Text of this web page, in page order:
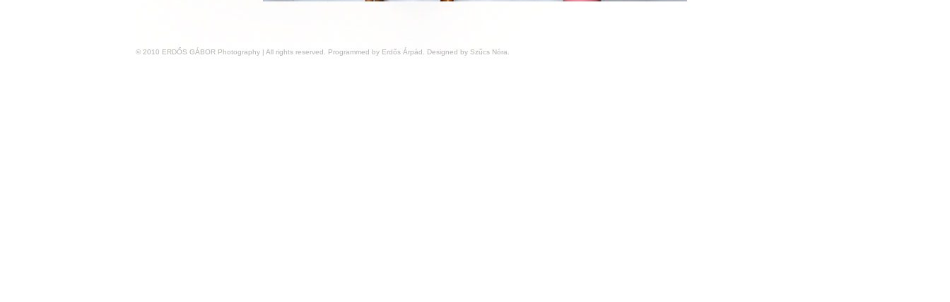
© 2010 ERDŐS GÁBOR Photography | All rights reserved. Programmed by Erdős Árpád. Designed by Szűcs Nóra.